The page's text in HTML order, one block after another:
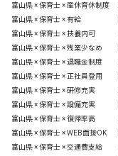
富山県 × 保育士 × 産休育休制度
富山県 × 保育士 × 有給
富山県 × 保育士 × 扶養内可
富山県 × 保育士 × 残業少なめ
富山県 × 保育士 × 退職金制度
富山県 × 保育士 × 正社員登用
富山県 × 保育士 × 研修充実
富山県 × 保育士 × 設備充実
富山県 × 保育士 × 復帰率高
富山県 × 保育士 × WEB面接OK
富山県 × 保育士 × 交通費支給